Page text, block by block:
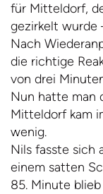
für Mitteldorf,
gezirkelt wurde
Nach
die richtige
von drei
Nun hatte man
Mitteldorf kam
wenig.
Nils fasste sich
einem satten
85. Minute